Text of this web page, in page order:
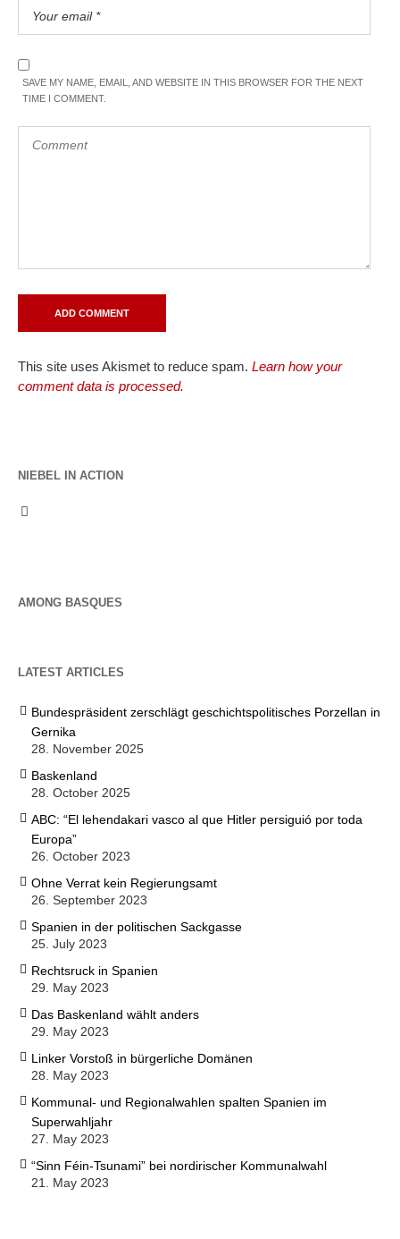
SAVE MY NAME, EMAIL, AND WEBSITE IN THIS BROWSER FOR THE NEXT
TIME I COMMENT.
This site uses Akismet to reduce spam. Learn how your
comment data is processed.
NIEBEL IN ACTION
AMONG BASQUES
LATEST ARTICLES
Bundespräsident zerschlägt geschichtspolitisches Porzellan in
Gernika
28. November 2025
Baskenland
28. October 2025
ABC: “El lehendakari vasco al que Hitler persiguió por toda
Europa”
26. October 2023
Ohne Verrat kein Regierungsamt
26. September 2023
Spanien in der politischen Sackgasse
25. July 2023
Rechtsruck in Spanien
29. May 2023
Das Baskenland wählt anders
29. May 2023
Linker Vorstoß in bürgerliche Domänen
28. May 2023
Kommunal- und Regionalwahlen spalten Spanien im
Superwahljahr
27. May 2023
“Sinn Féin-Tsunami” bei nordirischer Kommunalwahl
21. May 2023